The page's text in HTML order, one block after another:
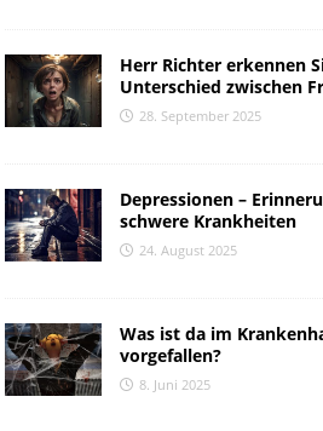
Herr Richter erkennen
Unterschied zwischen
28. September 2025
Depressionen –
schwere Krankheiten
24. August 2025
Was ist da im
vorgefallen?
8. Juni 2025